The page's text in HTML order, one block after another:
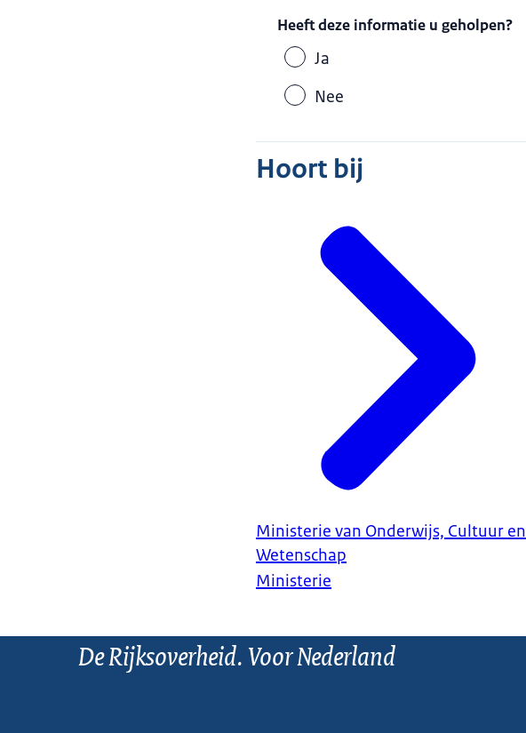
Heeft deze informatie u geholpen?
Ja
Nee
Hoort bij
Ministerie van Onderwijs, Cultuur en
Wetenschap
Ministerie
De Rijksoverheid. Voor Nederland